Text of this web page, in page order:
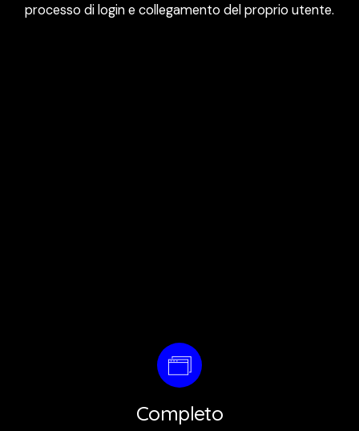
processo di login e collegamento del proprio utente.
Completo